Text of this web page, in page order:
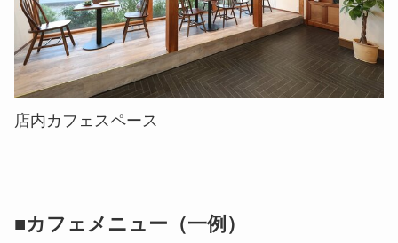
店内カフェスペース
■カフェメニュー（一例）